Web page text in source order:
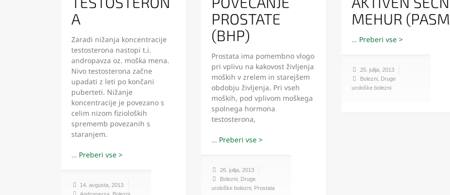
A
Zaradi nižanja koncentracije
testosterona nastopi t.i.
andropavza oz. moška mena.
Nivo testosterona začne
upadati z leti po končani
puberteti. Nižanje
koncentracije je povezano s
celim nizom fizioloških
sprememb povezanih s
staranjem.
…
14. avgusta, 2013
PROSTATE
(BHP)
Prostata ima pomembno vlogo
pri vplivu na kakovost življenja
moških v zrelem in starejšem
obdobju življenja. Pri vseh
moških, pod vplivom moškega
spolnega hormona
testosterona,
…
26. julija, 2013
Bolezni,
Druge
urološke bolezni, Prostata
MEHUR
…
25. julija, 2013
Bolezni,
Druge
urološke bolezni